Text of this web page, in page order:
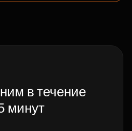
в течение
минут